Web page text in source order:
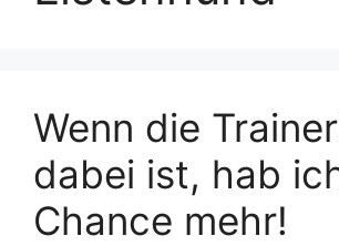
Wenn die
dabei ist, hab
Chance mehr!